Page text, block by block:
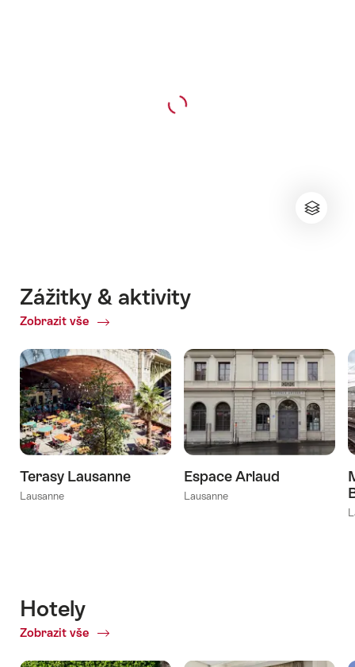
Zážitky & aktivity
Zobrazit vše
ofZážitky
aktivity
Terasy Lausanne
Lausanne
Espace Arlaud
Lausanne
Hotely
Zobrazit vše
of